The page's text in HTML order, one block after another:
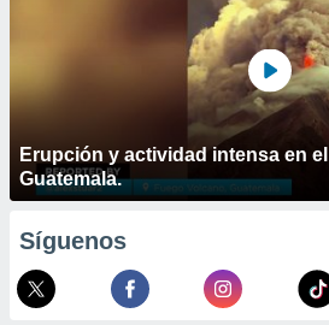
Erupción y actividad intensa en
Guatemala.
Síguenos